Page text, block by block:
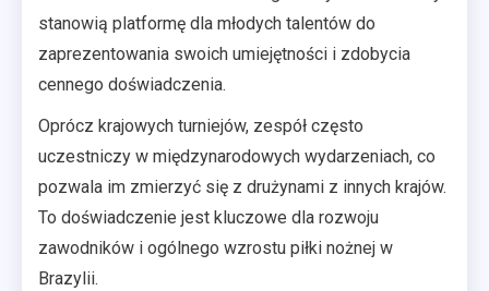
stanowią platformę dla młodych talentów do
zaprezentowania swoich umiejętności i zdobycia
cennego doświadczenia.
Oprócz krajowych turniejów, zespół często
uczestniczy w międzynarodowych wydarzeniach, co
pozwala im zmierzyć się z drużynami z innych krajów.
To doświadczenie jest kluczowe dla rozwoju
zawodników i ogólnego wzrostu piłki nożnej w
Brazylii.